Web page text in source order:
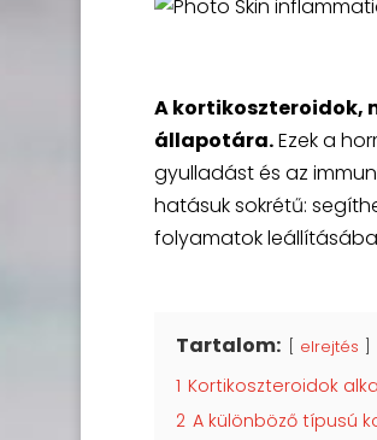
A kortikoszteroidok,
állapotára.Ezek a
gyulladást és az
hatásuk sokrétű:
folyamatok
Tartalom: elrejtés
1 Kortikoszteroidok
2 A különböző típusú